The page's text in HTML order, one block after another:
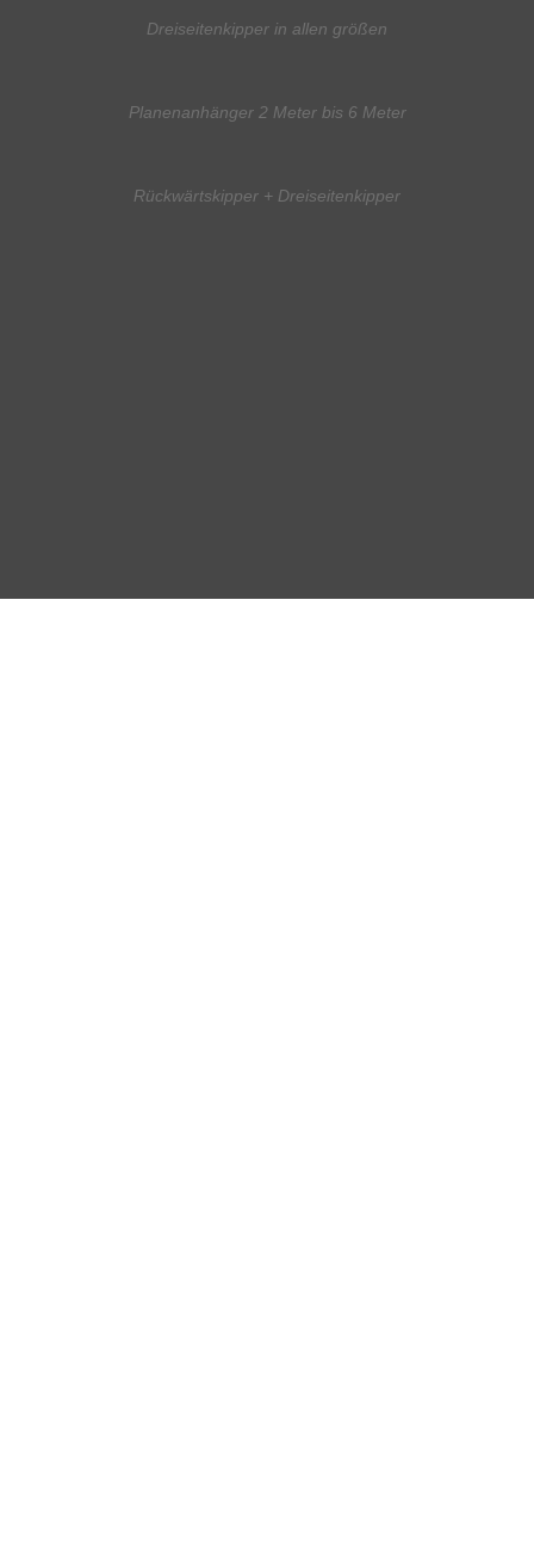
Dreiseitenkipper in allen größen
Planenanhänger 2 Meter bis 6 Meter
Rückwärtskipper + Dreiseitenkipper